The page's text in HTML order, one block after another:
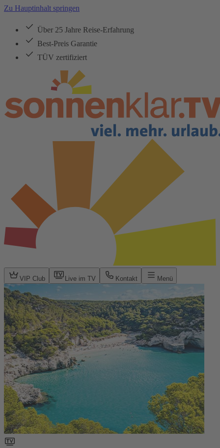
Zu Hauptinhalt springen
Über 25 Jahre Reise-Erfahrung
Best-Preis Garantie
TÜV zertifiziert
VIP Club Live im TV Kontakt Menü